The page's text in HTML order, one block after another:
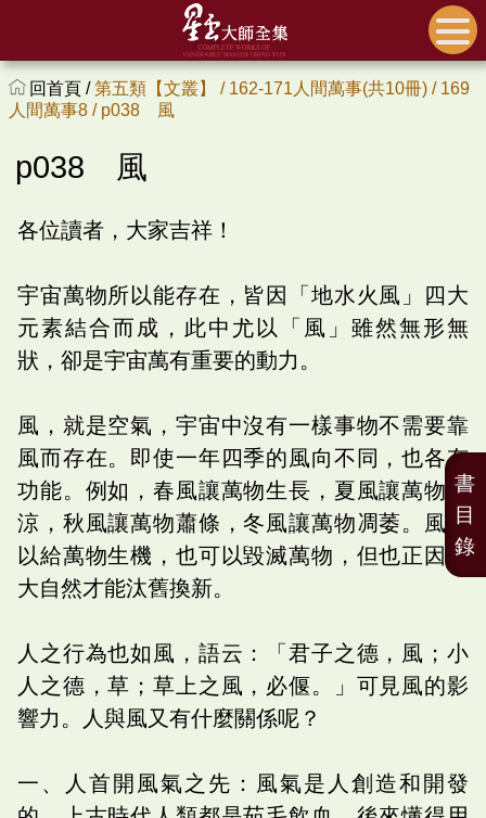
回首頁 /第五類【文叢】 / 162-171人間萬事(共10冊) / 169
人間萬事8 / p038 風
p038 風
各位讀者，大家吉祥！
宇宙萬物所以能存在，皆因「地水火風」四大
元素結合而成，此中尤以「風」雖然無形無
狀，卻是宇宙萬有重要的動力。
風，就是空氣，宇宙中沒有一樣事物不需要靠
風而存在。即使一年四季的風向不同，也各有
功能。例如，春風讓萬物生長，夏風讓萬物清
涼，秋風讓萬物蕭條，冬風讓萬物凋萎。風可
以給萬物生機，也可以毀滅萬物，但也正因此
大自然才能汰舊換新。
人之行為也如風，語云：「君子之德，風；小
人之德，草；草上之風，必偃。」可見風的影
響力。人與風又有什麼關係呢？
一、人首開風氣之先：風氣是人創造和開發
書
目
錄